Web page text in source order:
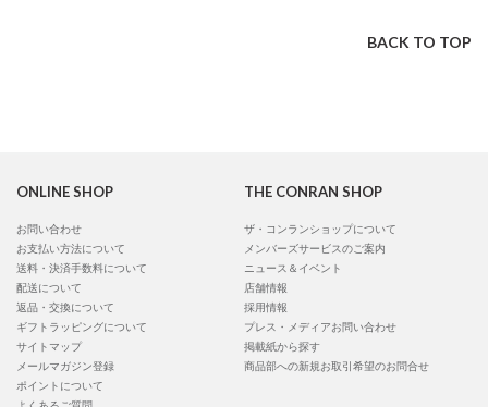
BACK TO TOP
ONLINE SHOP
お問い合わせ
お支払い方法について
送料・決済手数料について
配送について
返品・交換について
ギフトラッピングについて
サイトマップ
メールマガジン登録
ポイントについて
THE CONRAN SHOP
ザ・コンランショップについて
メンバーズサービスのご案内
ニュース＆イベント
店舗情報
採用情報
プレス・メディアお問い合わせ
掲載紙から探す
商品部への新規お取引希望のお問合せ